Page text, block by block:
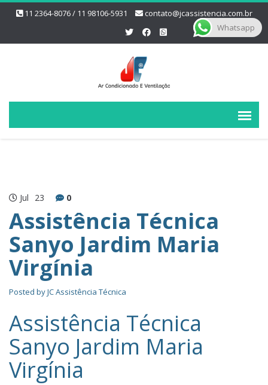
11 2364-8076 / 11 98106-5931 contato@jcassistencia.com.br
Jul 23 0
Assistência Técnica
Sanyo Jardim Maria
Virgínia
Posted byJC Assistência Técnica
Assistência Técnica
Sanyo Jardim Maria
Virgínia
Whatsapp